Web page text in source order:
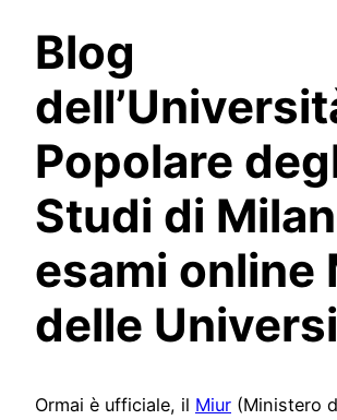
Blog
Popolare
Studi di
esami online
delle
Ormai è ufficiale, il Miur (Ministero